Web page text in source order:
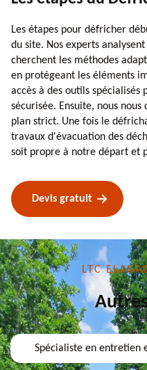
Les étapes pour défricher
du site. Nos experts
cherchent les méthodes
en protégeant les éléments
accès à des outils
sécurisée. Ensuite, nous
plan strict. Une fois le
travaux d'évacuation des
soit propre à notre départ et
Devis gratuit
LTC
Spécialiste en entretien